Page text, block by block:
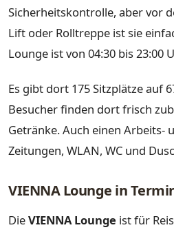
Sicherheitskontrolle, aber vor
Lift oder Rolltreppe ist sie
Lounge ist von 04:30 bis 23:00
Es gibt dort 175 Sitzplätze auf
Besucher finden dort frisch
Getränke. Auch einen Arbeits-
Zeitungen, WLAN, WC und
VIENNA Lounge in
DieVIENNA Lounge ist für